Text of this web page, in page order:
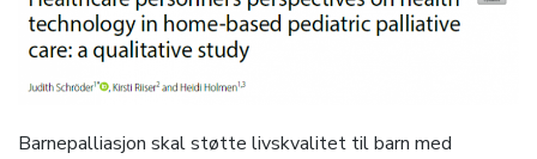
Barnepalliasjon skal støtte livskvalitet til barn med